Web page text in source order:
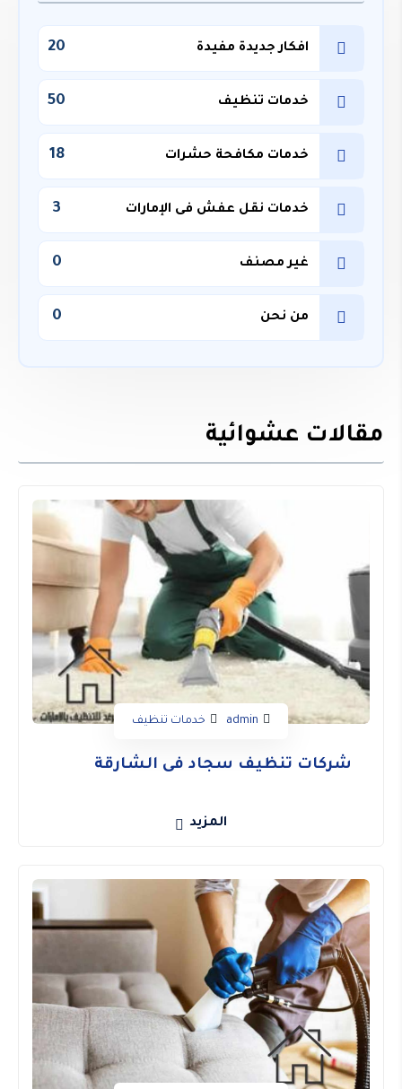
افكار جديدة مفيدة 20
خدمات تنظيف 50
خدمات مكافحة حشرات 18
خدمات نقل عفش فى الإمارات 3
غير مصنف 0
من نحن 0
مقالات عشوائية
admin خدمات تنظيف
شركات تنظيف سجاد فى الشارقة
المزيد